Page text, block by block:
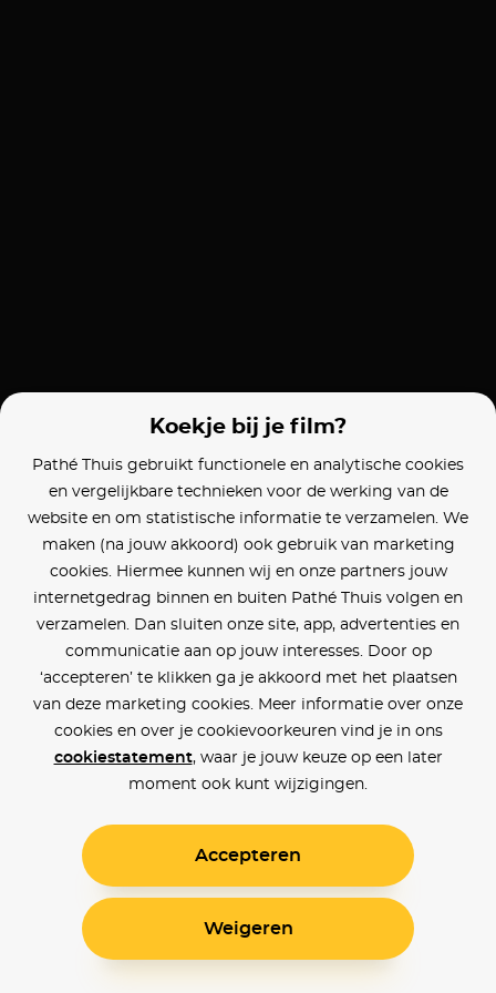
Koekje bij je film?
Pathé Thuis gebruikt functionele en analytische cookies
en vergelijkbare technieken voor de werking van de
website en om statistische informatie te verzamelen. We
maken (na jouw akkoord) ook gebruik van marketing
cookies. Hiermee kunnen wij en onze partners jouw
internetgedrag binnen en buiten Pathé Thuis volgen en
verzamelen. Dan sluiten onze site, app, advertenties en
communicatie aan op jouw interesses. Door op
‘accepteren’ te klikken ga je akkoord met het plaatsen
van deze marketing cookies. Meer informatie over onze
cookies en over je cookievoorkeuren vind je in ons
cookiestatement, waar je jouw keuze op een later
moment ook kunt wijzigingen.
Accepteren
Weigeren